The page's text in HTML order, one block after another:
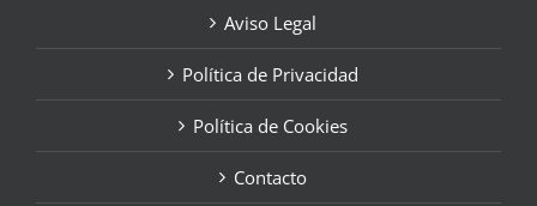
Aviso Legal
Política de Privacidad
Política de Cookies
Contacto